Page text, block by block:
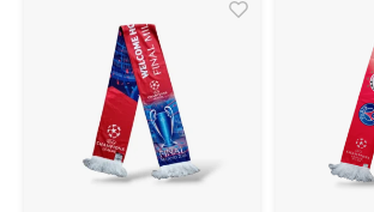
Deine Quelle für einzigartige
Fanschals!
Deine